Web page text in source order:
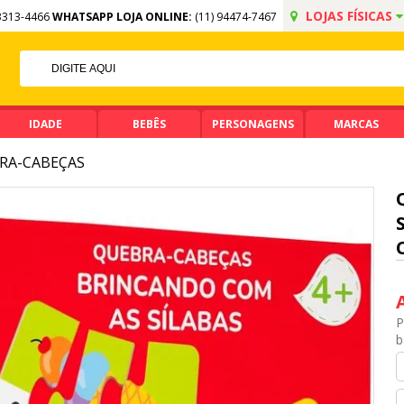
4466WHATSAPP LOJA ONLINE: (11) 94474-7467 LOJAS FÍSICAS
NO PIX
DE R$ 99,90
IDADE BEBÊS PERSONAGENS MARCAS
CABEÇAS